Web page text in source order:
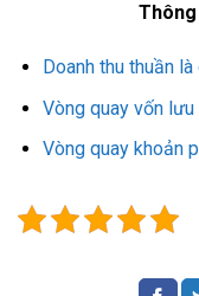
Doanh thu thuần là
Vòng quay vốn
Vòng quay khoản